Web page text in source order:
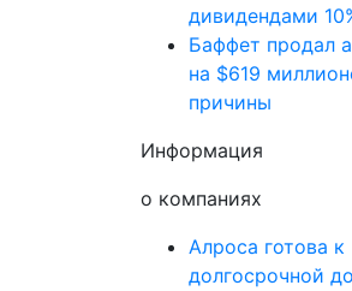
дивидендами
Баффет продал
на $619
причины
Информация
о компаниях
Алроса готова к
долгосрочной